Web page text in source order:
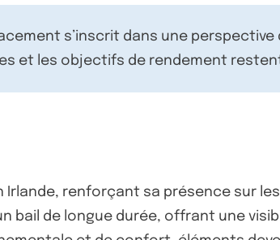
s’inscrit dans une perspective
et les objectifs de rendement
Irlande, renforçant sa présence sur
bail de longue durée, offrant une